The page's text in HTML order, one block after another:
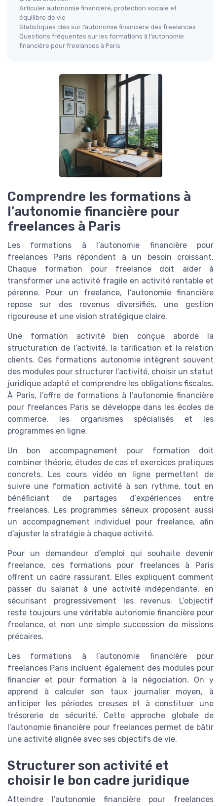
Articuler autonomie financière, protection sociale et
équilibre de vie
Statistiques clés sur l’autonomie financière des freelances
Questions fréquentes sur les formations à l’autonomie
financière pour freelances à Paris
Comprendre les formations à
l’autonomie financière pour
freelances à Paris
Les formations à l’autonomie financière pour
freelances Paris répondent à un besoin croissant.
Chaque formation pour freelance doit aider à
transformer une activité fragile en activité rentable et
pérenne. Pour un freelance, l’autonomie financière
repose sur des revenus diversifiés, une gestion
rigoureuse et une vision stratégique claire.
Une formation activité bien conçue aborde la
structuration de l’activité, la tarification et la relation
clients. Ces formations autonomie intègrent souvent
des modules pour structurer l’activité, choisir un statut
juridique adapté et comprendre les obligations fiscales.
À Paris, l’offre de formations à l’autonomie financière
pour freelances Paris se développe dans les écoles de
commerce, les organismes spécialisés et les
programmes en ligne.
Un bon accompagnement pour formation doit
combiner théorie, études de cas et exercices pratiques
concrets. Les cours vidéo en ligne permettent de
suivre une formation activité à son rythme, tout en
bénéficiant de partages d’expériences entre
freelances. Les programmes sérieux proposent aussi
un accompagnement individuel pour freelance, afin
d’ajuster la stratégie à chaque activité.
Pour un demandeur d’emploi qui souhaite devenir
freelance, ces formations pour freelances à Paris
offrent un cadre rassurant. Elles expliquent comment
passer du salariat à une activité indépendante, en
sécurisant progressivement les revenus. L’objectif
reste toujours une véritable autonomie financière pour
freelance, et non une simple succession de missions
précaires.
Les formations à l’autonomie financière pour
freelances Paris incluent également des modules pour
financier et pour formation à la négociation. On y
apprend à calculer son taux journalier moyen, à
anticiper les périodes creuses et à constituer une
trésorerie de sécurité. Cette approche globale de
l’autonomie financière pour freelances permet de bâtir
une activité alignée avec ses objectifs de vie.
Structurer son activité et
choisir le bon cadre juridique
Atteindre l’autonomie financière pour freelances